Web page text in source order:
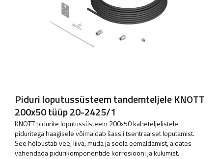
Piduri loputussüsteem tandemteljele KNOTT
200x50 tüüp 20-2425/1
KNOTT pidurite loputussüsteem 200x50 kaheteljelistele
piduritega haagisele võimaldab šassii tsentraalset loputamist.
See hõlbustab vee, liiva, muda ja soola eemaldamist, aidates
vähendada pidurikomponentide korrosiooni ja kulumist.